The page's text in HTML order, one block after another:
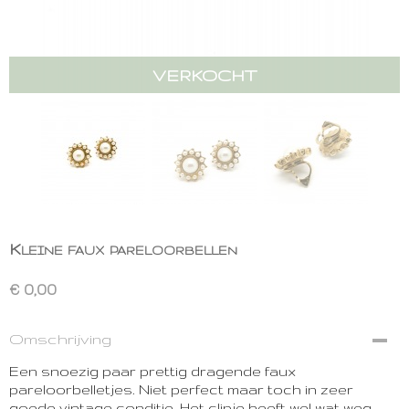
VERKOCHT
Kleine faux pareloorbellen
€ 0,00
Omschrijving
Een snoezig paar prettig dragende faux
pareloorbelletjes. Niet perfect maar toch in zeer